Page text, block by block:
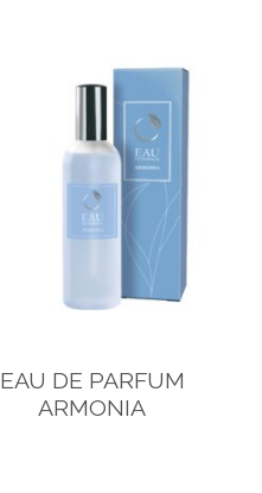
EAU DE PARFUM
ARMONIA